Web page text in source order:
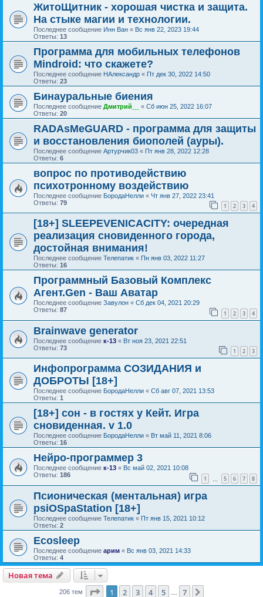
ЖитоЩитник - хорошая чистка и защита.
На стыке магии и технологии.
Последнее сообщение Инн Ван « Вс янв 22, 2023 19:44
Ответы: 13
Программа для мобильных телефонов
Mindroid: что скажете?
Последнее сообщение НАлександр « Пт дек 30, 2022 14:50
Ответы: 23
Бинауральные биения
Последнее сообщение Дмитрий__ « Сб июн 25, 2022 16:07
Ответы: 20
RADAsMeGUARD - программа для защиты
и восстановления биополей (ауры).
Последнее сообщение Артурчик03 « Пт янв 28, 2022 12:28
Ответы: 6
вопрос по противодействию
психотронному воздействию
Последнее сообщение БородаНелли « Чт янв 27, 2022 23:41
Ответы: 79 1 2 3 4
[18+] SLEEPEVENICACITY: очередная
реализация сновиденного города,
достойная внимания!
Последнее сообщение Телепатик « Пн янв 03, 2022 11:27
Ответы: 16
Программный Базовый Комплекс
Агент.Gen - Ваш Аватар
Последнее сообщение Завулон « Сб дек 04, 2021 20:29
Ответы: 87 1 2 3 4
Brainwave generator
Последнее сообщение к-13 « Вт ноя 23, 2021 22:51
Ответы: 73 1 2 3
Инфопрограмма СОЗИДАНИЯ и
ДОБРОТЫ [18+]
Последнее сообщение БородаНелли « Сб авг 07, 2021 13:53
Ответы: 1
[18+] сон - в гостях у Кейт. Игра
сновиденная. v 1.0
Последнее сообщение БородаНелли « Вт май 11, 2021 8:06
Ответы: 16
Нейро-программер 3
Последнее сообщение к-13 « Вс май 02, 2021 10:08
Ответы: 186 1 5 6 7 8
Псионическая (ментальная) игра
psiOSpaStation [18+]
Последнее сообщение Телепатик « Пт янв 15, 2021 10:12
Ответы: 2
Ecosleep
Последнее сообщение арим « Вс янв 03, 2021 14:33
Ответы: 4
Новая тема
206 тем Страница из
1 2 3 4 5 7